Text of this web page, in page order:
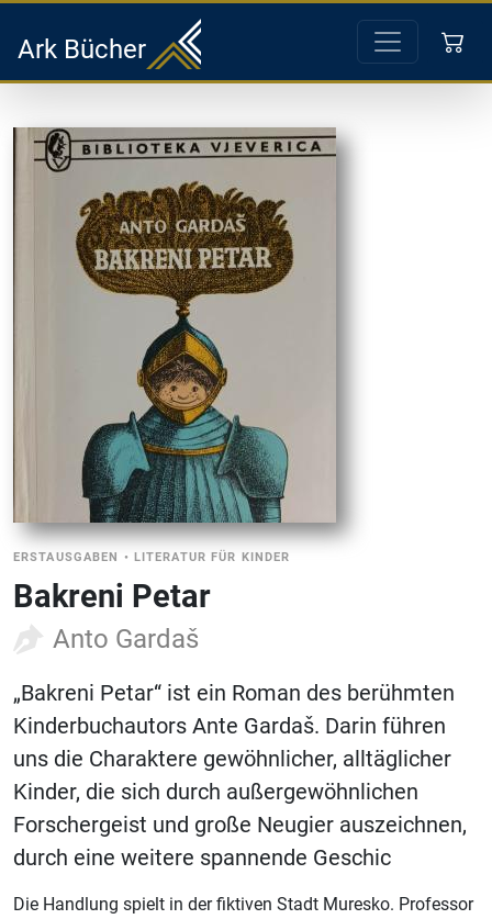
Ark Bücher
ERSTAUSGABEN • LITERATUR FÜR KINDER
Bakreni Petar
Anto Gardaš
„Bakreni Petar“ ist ein Roman des berühmten
Kinderbuchautors Ante Gardaš. Darin führen
uns die Charaktere gewöhnlicher, alltäglicher
Kinder, die sich durch außergewöhnlichen
Forschergeist und große Neugier auszeichnen,
durch eine weitere spannende Geschic
Die Handlung spielt in der fiktiven Stadt Muresko. Professor